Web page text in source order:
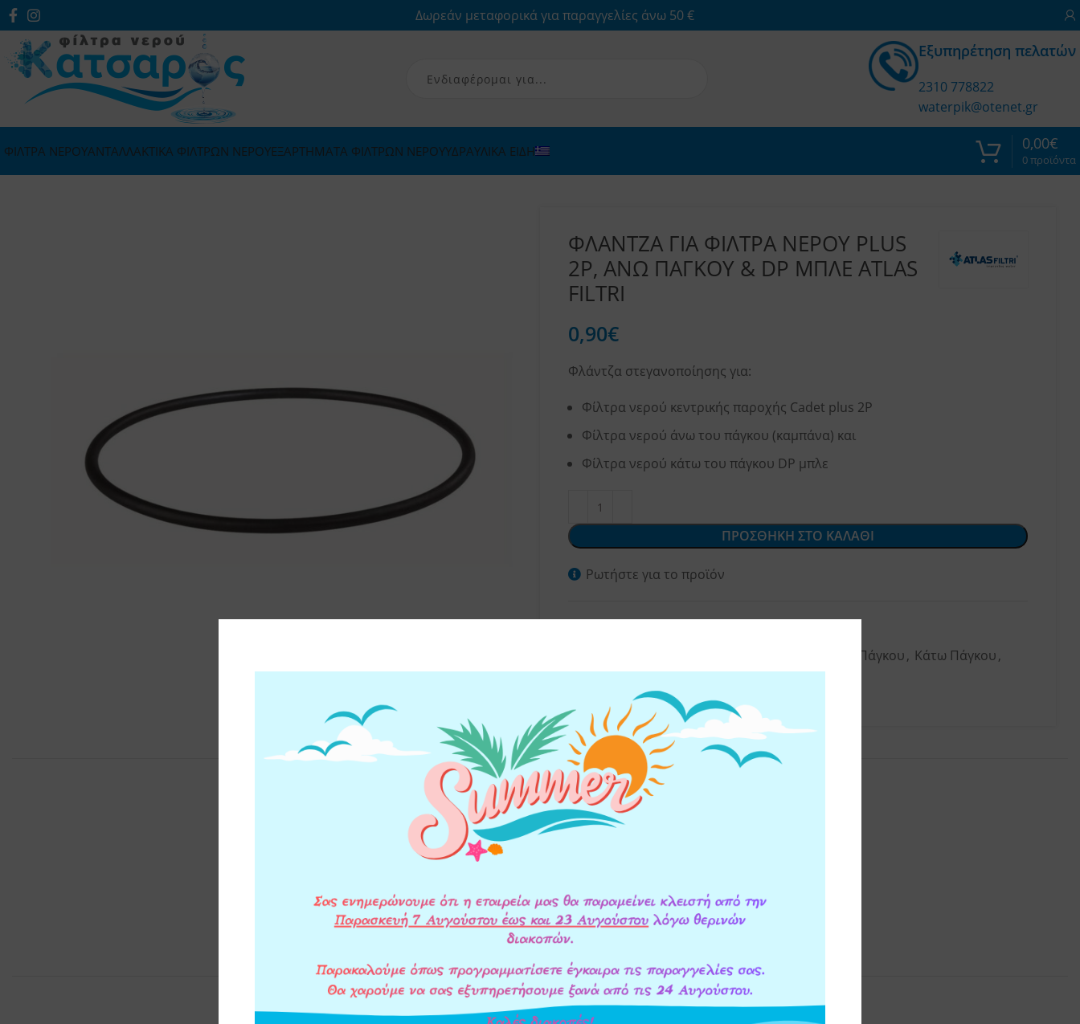
Δωρεάν μεταφορικά για παραγγελίες άνω 50 €
Εξυπηρέτηση πελατών
2310 778822
waterpik@otenet.gr
ΦΙΛΤΡΑ ΝΕΡΟΥΑΝΤΑΛΛΑΚΤΙΚΑ ΦΙΛΤΡΩΝ ΝΕΡΟΥΕΞΑΡΤΗΜΑΤΑ ΦΙΛΤΡΩΝ ΝΕΡΟΥΥΔΡΑΥΛΙΚΑ ΕΙΔΗ
0προϊόντα
0,00€
ΦΛΑΝΤΖΑ ΓΙΑ ΦΙΛΤΡΑ ΝΕΡΟΥ PLUS
2P, ΑΝΩ ΠΑΓΚΟΥ & DP ΜΠΛΕ ATLAS
FILTRI
0,90€
Φλάντζα στεγανοποίησης για:
Φίλτρα νερού κεντρικής παροχής Cadet plus 2P
Φίλτρα νερού άνω του πάγκου (καμπάνα) και
Φίλτρα νερού κάτω του πάγκου DP μπλε
ΠΡΟΣΘΗΚΗ ΣΤΟ ΚΑΛΑΘΙ
Ρωτήστε για το προϊόν
Άνω Πάγκου, Κάτω Πάγκου,
Κεντρικής Παροχής
ΕΠΙΠΛΕΟΝ ΠΛΗΡΟΦΟΡΙΕΣ
ΣΥΜΒΑΤΗ ΣΥΣΚΕΥΗ Άνω Πάγκου, Κάτω Πάγκου, Plus 2P